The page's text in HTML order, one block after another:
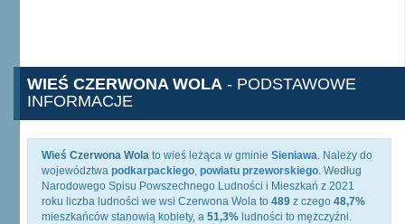
WIEŚ CZERWONA WOLA - PODSTAWOWE
INFORMACJE
Wieś Czerwona Wola to wieś leżąca w gminie Sieniawa. Należy do
województwa podkarpackiego, powiatu przeworskiego. Według
Narodowego Spisu Powszechnego Ludności i Mieszkań z 2021
roku liczba ludności we wsi Czerwona Wola to 489 z czego 48,7%
mieszkańców stanowią kobiety, a 51,3% ludności to mężczyźni.